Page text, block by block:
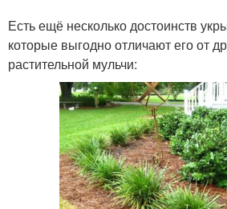
Есть ещё несколько достоинств
которые выгодно отличают его от
растительной мульчи: